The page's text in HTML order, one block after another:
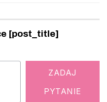
[post_title]
ZADAJ
PYTANIE